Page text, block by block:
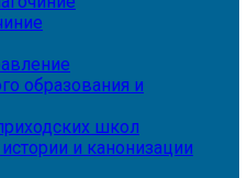
образования и
школ
и канонизации